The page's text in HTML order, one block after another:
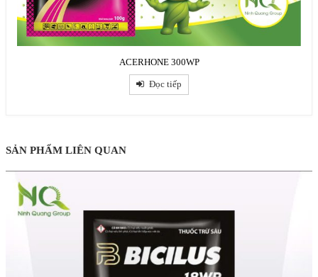
ACERHONE 300WP
Đọc tiếp
SẢN PHẨM LIÊN QUAN